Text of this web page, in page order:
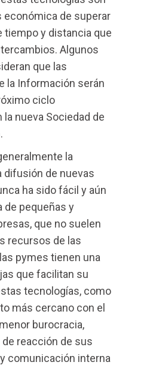
económica de superar
tiempo y distancia que
Algunos
que las
la Información serán
ciclo
la nueva Sociedad de
la
difusión de nuevas
ha sido fácil y aún
de pequeñas y
que no suelen
recursos de las
pymes tienen una
que facilitan su
tecnologías, como
más cercano con el
burocracia,
reacción de sus
comunicación interna